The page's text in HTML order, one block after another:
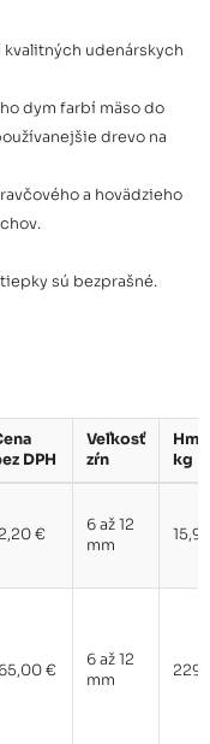
kvalitných udenárskych
dym farbí mäso do
drevo na
a hovädzieho
sú bezprašné.
DPH
Veľkosť
zŕn
kg
€
6 až 12
mm
15,9
€
6 až 12
mm
229